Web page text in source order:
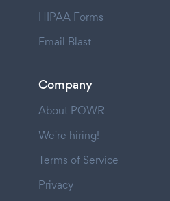
HIPAA Forms
Email Blast
Company
About POWR
We're hiring!
Terms of Service
Privacy